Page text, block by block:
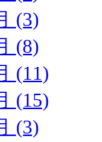
(3)
(8)
(11)
(15)
(3)